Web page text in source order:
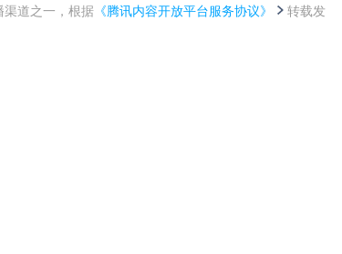
道之一，根据 《腾讯内容开放平台服务协议》
转载发